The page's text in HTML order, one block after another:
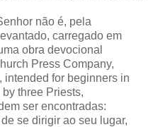
não é, pela
carregado em
obra devocional
Press Company,
intended for beginners in
three Priests,
ser encontradas:
se dirigir ao seu lugar,